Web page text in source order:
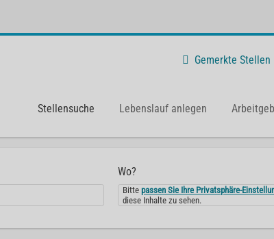
Gemerkte Stellen
Stellensuche Lebenslauf anlegen
Wo?
Bittepassen Sie Ihre Privatsphäre-
diese Inhalte zu sehen.